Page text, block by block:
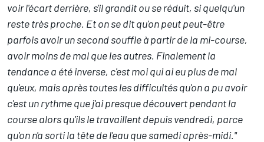
voir l'écart derrière, s'il grandit ou se réduit, si quelqu'un
reste très proche. Et on se dit qu'on peut peut-être
parfois avoir un second souffle à partir de la mi-course,
avoir moins de mal que les autres. Finalement la
tendance a été inverse, c'est moi qui ai eu plus de mal
qu'eux, mais après toutes les difficultés qu'on a pu avoir
c'est un rythme que j'ai presque découvert pendant la
course alors qu'ils le travaillent depuis vendredi, parce
qu'on n'a sorti la tête de l'eau que samedi après-midi."